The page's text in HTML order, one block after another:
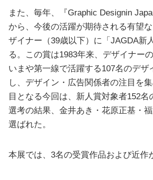
また、毎年、『Graphic Designin
から、今後の活躍が期待される有望
ザイナー（39歳以下）に「JAGDA新
る。この賞は1983年来、デザイナー
いまや第一線で活躍する107名のデザ
し、デザイン・広告関係者の注目を
目となる今回は、新人賞対象者152名
選考の結果、金井あき・花原正基・
選ばれた。
本展では、3名の受賞作品および近作